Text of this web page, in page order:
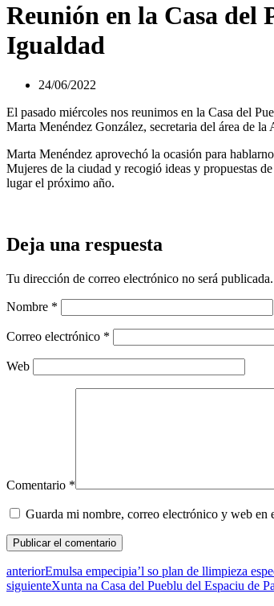
Reunión en la Casa del
Igualdad
24/06/2022
El pasado miércoles nos reunimos en la Casa del
Marta Menéndez González, secretaria del área de
Marta Menéndez aprovechó la ocasión para
Mujeres de la ciudad y recogió ideas y propuestas
lugar el próximo año.
Deja una respuesta
Tu dirección de correo electrónico no será publicada.
Nombre *
Correo electrónico *
Web
Comentario *
Guarda mi nombre, correo electrónico y web en
anteriorEmulsa empecipia’l so plan de llimpieza
siguienteXunta na Casa del Pueblu del Espaciu de